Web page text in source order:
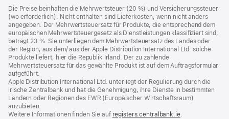
Die Preise beinhalten die Mehrwertsteuer (20 %) und Versicherungssteuer
(wo erforderlich). Nicht enthalten sind Lieferkosten, wenn nicht anders
angegeben. Der Mehrwertsteuersatz für Produkte, die entsprechend dem
europäischen Mehrwertsteuergesetz als Dienstleistungen klassifiziert sind,
beträgt 23 %. Sie unterliegen dem Mehrwertsteuersatz des Landes oder
der Region, aus dem/ aus der Apple Distribution International Ltd. solche
Produkte liefert, hier die Republik Irland. Der zu zahlende
Mehrwertsteuersatz für das gewählte Produkt ist auf dem Auftragsformular
aufgeführt.
Apple Distribution International Ltd. unterliegt der Regulierung durch die
irische Zentralbank und hat die Genehmigung, ihre Dienste in bestimmten
Ländern oder Regionen des EWR (Europäischer Wirtschaftsraum)
anzubieten.
Weitere Informationen finden Sie auf registers.centralbank.ie(Öffnet
.